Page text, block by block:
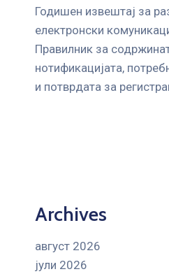
Годишен извештај за
електронски
Правилник за
нотификацијата,
и потврдата за
Archives
август 2026
јули 2026